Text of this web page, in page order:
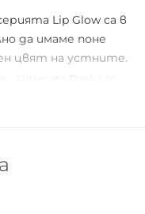
Lip Glow са в
да имаме поне
цвят на устните.
намек за
обагря устните с